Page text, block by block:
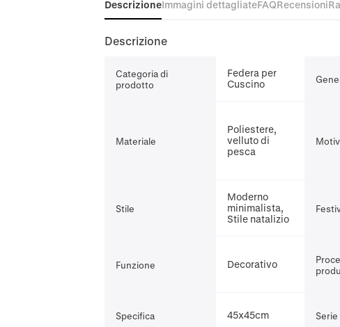
DescrizioneImmagini dettagliateFAQRecensioni
Descrizione
Categoria di
prodotto
Federa per
Cuscino
Materiale
Poliestere,
velluto di
pesca
Stile
Moderno
minimalista,
Stile natalizio
Funzione Decorativo
Specifica 45x45cm Serie